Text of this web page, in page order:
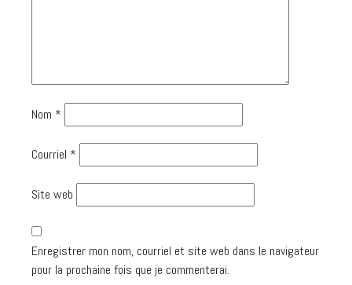
Nom *
Courriel *
Site web
Enregistrer mon nom, courriel et site web dans le navigateur
pour la prochaine fois que je commenterai.